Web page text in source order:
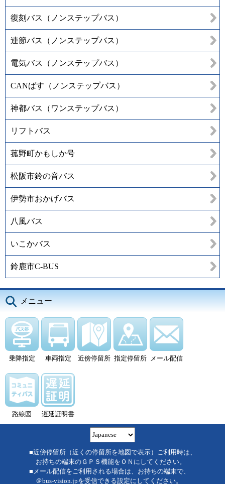
復刻バス（ノンステップバス）
連節バス（ノンステップバス）
電気バス（ノンステップバス）
CANばす（ノンステップバス）
神都バス（ワンステップバス）
リフトバス
菰野町かもしか号
松阪市鈴の音バス
伊勢市おかげバス
八風バス
いこかバス
鈴鹿市C-BUS
メニュー
乗降指定 車両指定 近傍停留所 指定停留所 メール配信
路線図 遅延証明書
■近傍停留所（近くの停留所を地図で表示）ご利用時は、
お持ちの端末のＧＰＳ機能をＯＮにしてください。
■メール配信をご利用される場合は、お持ちの端末で、
＠bus-vision.jpを受信できる設定にしてください。